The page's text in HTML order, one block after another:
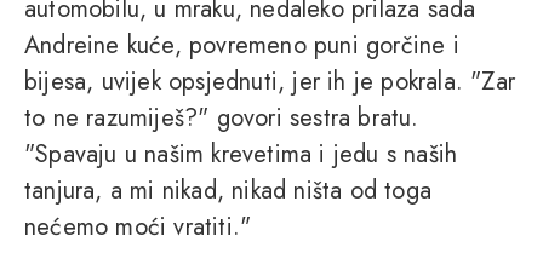
automobilu, u mraku, nedaleko prilaza sada
Andreine kuće, povremeno puni gorčine i
bijesa, uvijek opsjednuti, jer ih je pokrala. "Zar
to ne razumiješ?" govori sestra bratu.
"Spavaju u našim krevetima i jedu s naših
tanjura, a mi nikad, nikad ništa od toga
nećemo moći vratiti."